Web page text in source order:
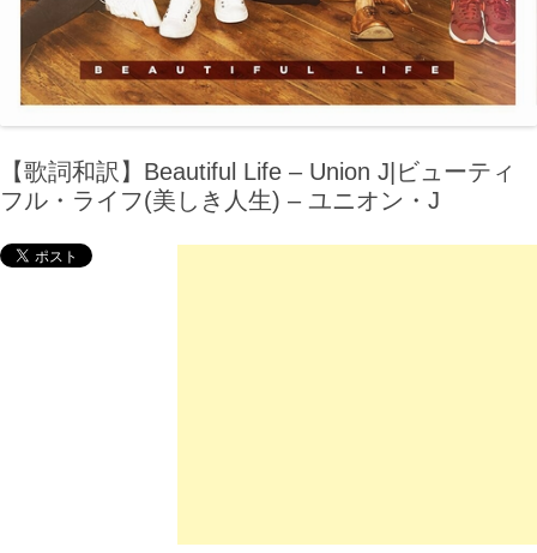
【歌詞和訳】Beautiful Life – Union J|ビューティ
フル・ライフ(美しき人生) – ユニオン・J